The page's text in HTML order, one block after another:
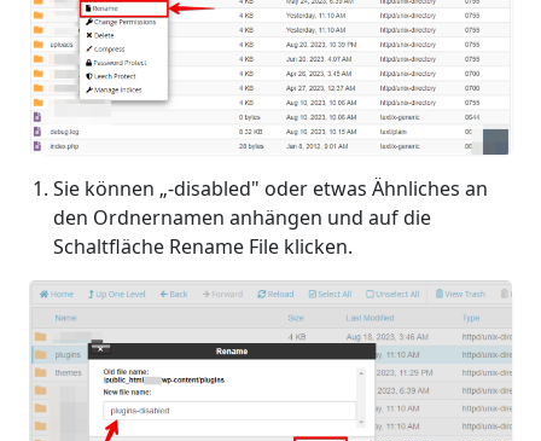
Sie können „-disabled" oder etwas Ähnliches an
den Ordnernamen anhängen und auf die
Schaltfläche Rename File klicken.